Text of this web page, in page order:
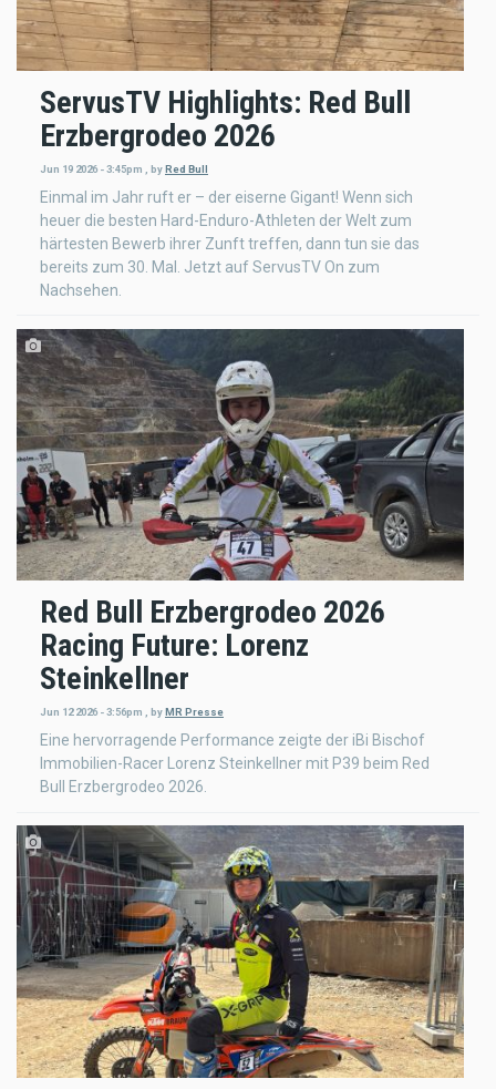
ServusTV Highlights: Red Bull
Erzbergrodeo 2026
Jun 19 2026 - 3:45pm byRed Bull
Einmal im Jahr ruft er – der eiserne Gigant! Wenn sich
heuer die besten Hard-Enduro-Athleten der Welt zum
härtesten Bewerb ihrer Zunft treffen, dann tun sie das
bereits zum 30. Mal. Jetzt auf ServusTV On zum
Nachsehen.
Red Bull Erzbergrodeo 2026
Racing Future: Lorenz
Steinkellner
Jun 12 2026 - 3:56pm byMR Presse
Eine hervorragende Performance zeigte der iBi Bischof
Immobilien-Racer Lorenz Steinkellner mit P39 beim Red
Bull Erzbergrodeo 2026.